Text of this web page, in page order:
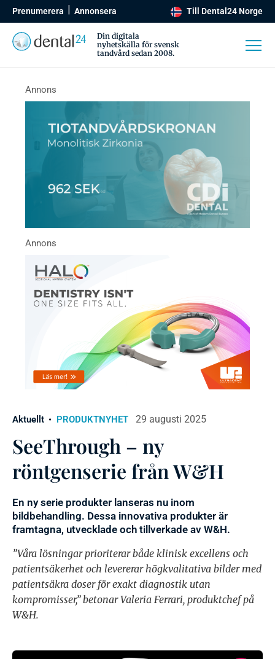
Prenumerera Annonsera Till Dental24 Norge
Din digitala
nyhetskälla för svensk
tandvård sedan 2008.
Aktuellt PRODUKTNYHET 29 augusti 2025
SeeThrough – ny
röntgenserie från W&H
En ny serie produkter lanseras nu inom
bildbehandling. Dessa innovativa produkter är
framtagna, utvecklade och tillverkade av W&H.
”Våra lösningar prioriterar både klinisk excellens och
patientsäkerhet och levererar högkvalitativa bilder med
patientsäkra doser för exakt diagnostik utan
kompromisser,” betonar Valeria Ferrari, produktchef på
W&H.